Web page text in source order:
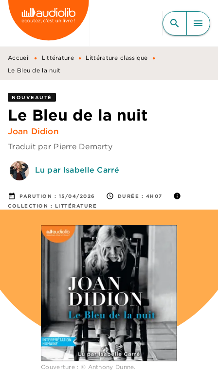
MENU RECHERCHE
CONTENU
PIED DE PAGE
search menu
Accueil • Littérature • Littérature classique •
Le Bleu de la nuit
NOUVEAUTÉ
Le Bleu de la nuit
Joan Didion
Traduit par Pierre Demarty
Lu par Isabelle Carré
date_range PARUTION : 15/04/2026 access_time DURÉE : 4H07 info
COLLECTION : LITTÉRATURE
Couverture : © Anthony Dunne.